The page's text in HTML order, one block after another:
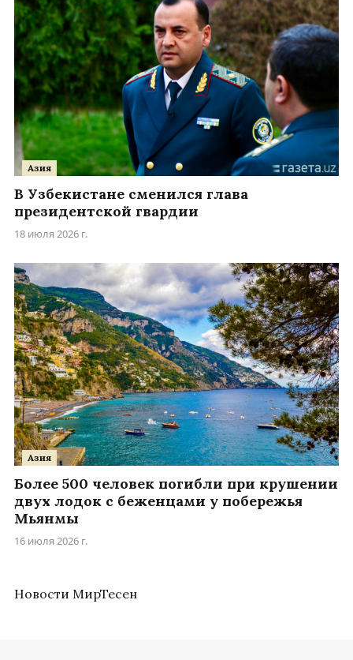
Азия
В Узбекистане сменился глава
президентской гвардии
18 июля 2026 г.
Азия
Более 500 человек погибли при крушении
двух лодок с беженцами у побережья
Мьянмы
16 июля 2026 г.
Новости МирТесен